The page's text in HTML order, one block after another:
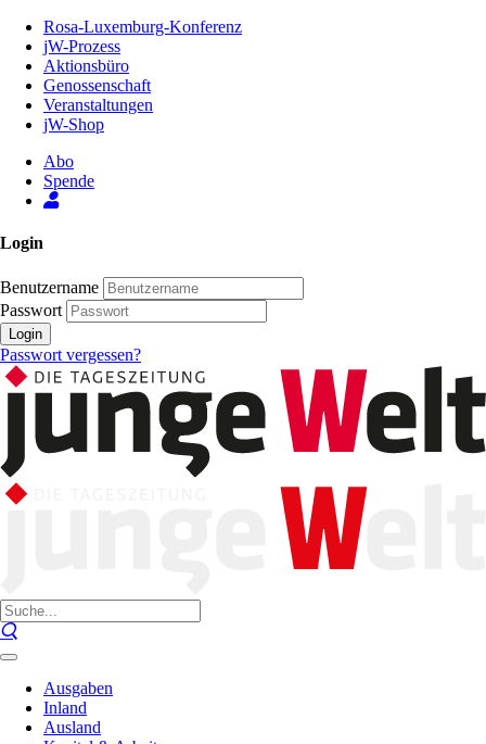
Inhalt
Seite
Rosa-Luxemburg-Konferenz
jW-Prozess
Aktionsbüro
Genossenschaft
Veranstaltungen
jW-Shop
Abo
Spende
Login
Benutzername
Passwort
Login
Passwort vergessen?
Ausgaben
Inland
Ausland